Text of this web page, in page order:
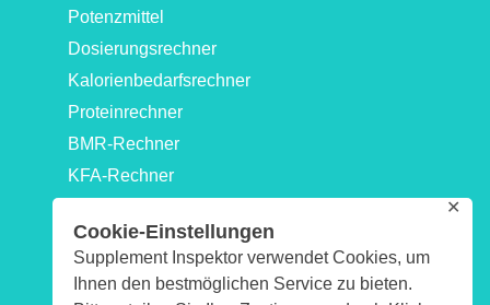
Cookie-Einstellungen
Supplement Inspektor verwendet Cookies, um
Ihnen den bestmöglichen Service zu bieten.
✕
Potenzmittel
Dosierungsrechner
Kalorienbedarfsrechner
Proteinrechner
BMR-Rechner
KFA-Rechner
Kraftwerte-Rechner: 1RM & Maximalkraftrechner
Biologisches-Alter-Rechner